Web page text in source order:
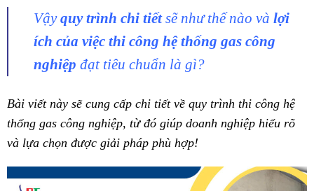
Vậyquy trình chi tiếtsẽ như thế nào và lợi
ích của việc thi công hệ thống gas công
nghiệp đạt tiêu chuẩn là gì?
Bài viết này sẽ cung cấp chi tiết về quy trình thi công hệ
thống gas công nghiệp, từ đó giúp doanh nghiệp hiểu rõ
và lựa chọn được giải pháp phù hợp!